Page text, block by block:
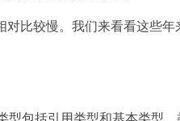
比较慢。我们来看看这些年
包括引用类型和基本类型。